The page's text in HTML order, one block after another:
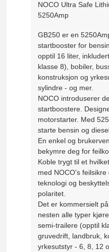
NOCO Ultra Safe
5250Amp
GB250 er en
startbooster for
opptil 16 liter,
klasse 8), bobiler,
konstruksjon og
sylindre - og mer.
NOCO introduserer
startboostere.
motorstarter. Med
starte bensin og
En enkel og
bekymre deg for
Koble trygt til et
med NOCO's
teknologi og
polaritet.
Det er kommersielt
nesten alle typer
semi-trailere (opptil
gruvedrift, landbruk,
yrkesutstyr - 6, 8, 12